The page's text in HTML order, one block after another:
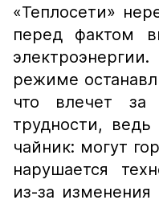
«Теплосети»
перед фактом
режиме
что влечет за
трудности, ведь
чайник: могут
нарушается
из-за